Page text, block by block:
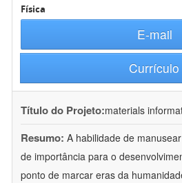
Física
E-mail
Currículo
Título do Projeto:materials
Resumo: A habilidade de
de importância para o
ponto de marcar eras da